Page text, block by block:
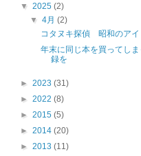
▼ 2025 (2)
▼4月(2)
コタヌキ探偵 昭和のア
年末に同じ本を買ってし
録を
► 2023 (31)
► 2022 (8)
► 2015 (5)
► 2014 (20)
► 2013 (11)